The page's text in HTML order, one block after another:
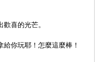
喜的光芒。
你玩耶！怎麼這麼棒！